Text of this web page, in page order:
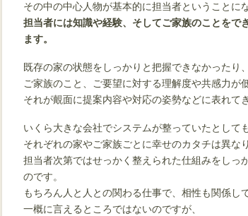
その中の中心人物が基本的に担当者ということに
担当者には知識や経験、そしてご家族のことをで
ます。
既存の家の状態をしっかりと把握できなかったり、
ご家族のこと、ご要望に対する理解度や共感力が
それが覿面に提案内容や対応の姿勢などに表れて
いくら大きな会社でシステムが整っていたとしても
それぞれの家やご家族ごとに幸せのカタチは異なり
担当者次第ではせっかく整えられた仕組みをしっ
のです。
もちろん人と人との関わる仕事で、相性も関係し
一概に言えるところではないのですが、